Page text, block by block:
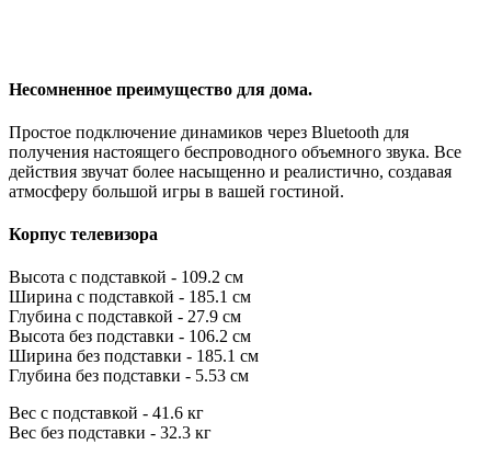
Несомненное преимущество для дома.
Простое подключение динамиков через Bluetooth для
получения настоящего беспроводного объемного звука. Все
действия звучат более насыщенно и реалистично, создавая
атмосферу большой игры в вашей гостиной.
Корпус телевизора
Высота с подставкой - 109.2 см
Ширина с подставкой - 185.1 см
Глубина с подставкой - 27.9 см
Высота без подставки - 106.2 см
Ширина без подставки - 185.1 см
Глубина без подставки - 5.53 см
Вес с подставкой - 41.6 кг
Вес без подставки - 32.3 кг